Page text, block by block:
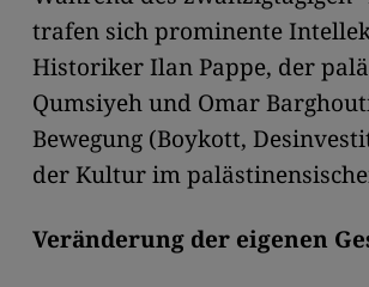
trafen sich prominente
Historiker Ilan Pappe, der
Qumsiyeh und Omar
Bewegung (Boykott,
der Kultur im
Veränderung der eigenen